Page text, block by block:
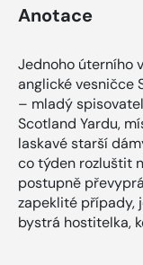
Anotace
Jednoho úterního
anglické vesničce
– mladý
Scotland Yardu,
laskavé starší
co týden rozluštit
postupně
zapeklité případy,
bystrá hostitelka,